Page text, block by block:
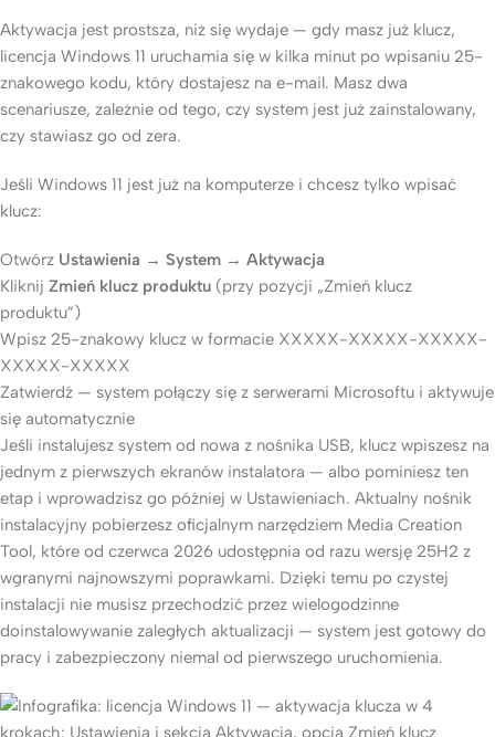
Aktywacja jest prostsza, niż się wydaje — gdy masz już klucz,
licencja Windows 11 uruchamia się w kilka minut po wpisaniu 25-
znakowego kodu, który dostajesz na e-mail. Masz dwa
scenariusze, zależnie od tego, czy system jest już zainstalowany,
czy stawiasz go od zera.
Jeśli Windows 11 jest już na komputerze i chcesz tylko wpisać
klucz:
Otwórz Ustawienia → System → Aktywacja
Kliknij Zmień klucz produktu (przy pozycji „Zmień klucz
produktu”)
Wpisz 25-znakowy klucz w formacie XXXXX-XXXXX-XXXXX-
XXXXX-XXXXX
Zatwierdź — system połączy się z serwerami Microsoftu i aktywuje
się automatycznie
Jeśli instalujesz system od nowa z nośnika USB, klucz wpiszesz na
jednym z pierwszych ekranów instalatora — albo pominiesz ten
etap i wprowadzisz go później w Ustawieniach. Aktualny nośnik
instalacyjny pobierzesz oficjalnym narzędziem Media Creation
Tool, które od czerwca 2026 udostępnia od razu wersję 25H2 z
wgranymi najnowszymi poprawkami. Dzięki temu po czystej
instalacji nie musisz przechodzić przez wielogodzinne
doinstalowywanie zaległych aktualizacji — system jest gotowy do
pracy i zabezpieczony niemal od pierwszego uruchomienia.